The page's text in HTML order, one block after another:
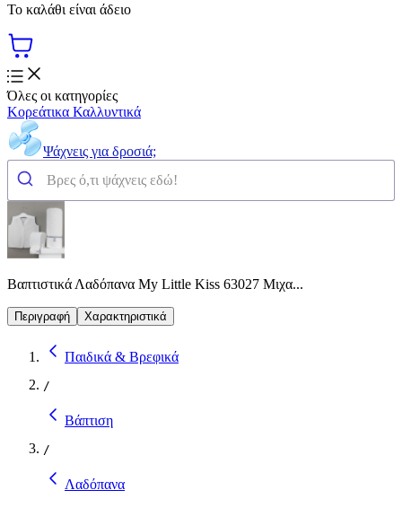
Το καλάθι είναι άδειο
Όλες οι κατηγορίες
Κορεάτικα Καλλυντικά
Ψάχνεις για δροσιά;
Βαπτιστικά Λαδόπανα My Little Kiss 63027 Μιχα...
Περιγραφή Χαρακτηριστικά
Παιδικά & Βρεφικά
/
Βάπτιση
/
Λαδόπανα